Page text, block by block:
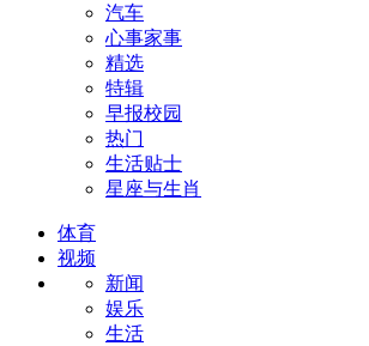
汽车
心事家事
精选
特辑
早报校园
热门
生活贴士
星座与生肖
体育
视频
新闻
娱乐
生活